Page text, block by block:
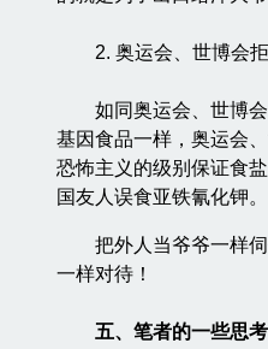
2. 奥运会、世博会拒
如同奥运会、世博会
基因食品一样，奥运会
恐怖主义的级别保证食
国友人误食亚铁氰化钾。
把外人当爷爷一样伺
一样对待！
五、笔者的一些思考